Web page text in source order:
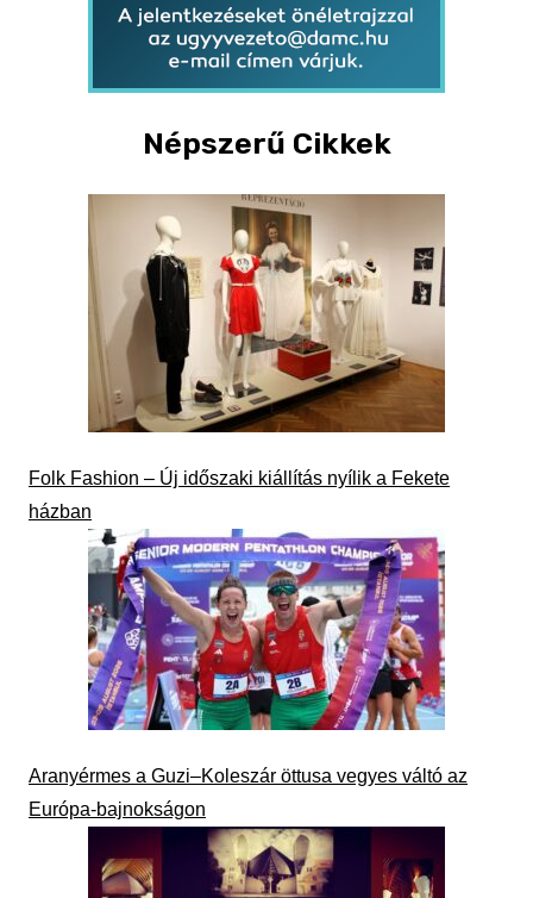
Népszerű Cikkek
Folk Fashion – Új időszaki kiállítás nyílik a Fekete
házban
Aranyérmes a Guzi–Koleszár öttusa vegyes váltó az
Európa-bajnokságon